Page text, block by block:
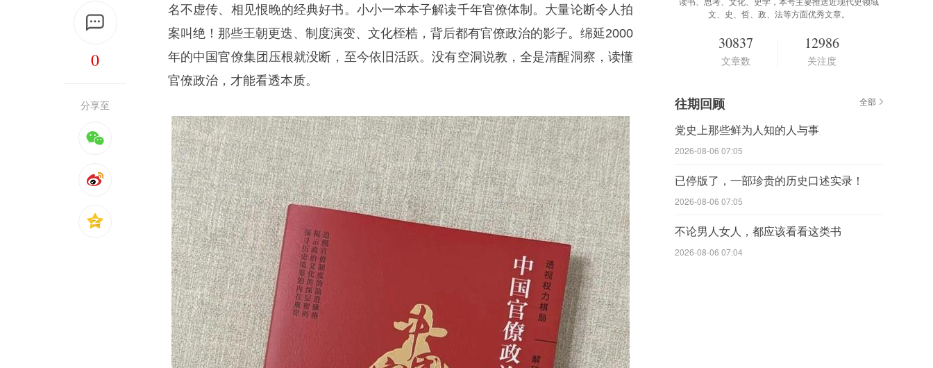
0
分享至
名不虚传、相见恨晚的经典好书。小小一本本子解读千年官僚体制。大量论断令人拍
案叫绝！那些王朝更迭、制度演变、文化桎梏，背后都有官僚政治的影子。绵延2000
年的中国官僚集团压根就没断，至今依旧活跃。没有空洞说教，全是清醒洞察，读懂
官僚政治，才能看透本质。
读书、思考、文化、史学，本号主要推送近现代史领域
文、史、哲、政、法等方面优秀文章。
30837
文章数
12986
关注度
往期回顾 全部
党史上那些鲜为人知的人与事
2026-08-06 07:05
已停版了，一部珍贵的历史口述实录！
2026-08-06 07:05
不论男人女人，都应该看看这类书
2026-08-06 07:04